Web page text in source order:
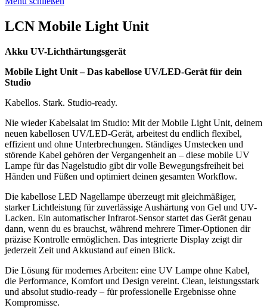
LCN Mobile Light Unit
Akku UV-Lichthärtungsgerät
Mobile Light Unit – Das kabellose UV/LED-Gerät für dein
Studio
Kabellos. Stark. Studio-ready.
Nie wieder Kabelsalat im Studio: Mit derMobile Light Unit, deinem
neuen kabellosen UV/LED-Gerät, arbeitest du endlich flexibel,
effizient und ohne Unterbrechungen. Ständiges Umstecken und
störende Kabel gehören der Vergangenheit an – diese mobile UV
Lampe für das Nagelstudio gibt dir volle Bewegungsfreiheit bei
Händen und Füßen und optimiert deinen gesamten Workflow.
Die kabellose LED Nagellampe überzeugt mit gleichmäßiger,
starker Lichtleistung für zuverlässige Aushärtung von Gel und UV-
Lacken. Ein automatischer Infrarot-Sensor startet das Gerät genau
dann, wenn du es brauchst, während mehrere Timer-Optionen dir
präzise Kontrolle ermöglichen. Das integrierte Display zeigt dir
jederzeit Zeit und Akkustand auf einen Blick.
Die Lösung für modernes Arbeiten: eine UV Lampe ohne Kabel,
die Performance, Komfort und Design vereint. Clean, leistungsstark
und absolut studio-ready – für professionelle Ergebnisse ohne
Kompromisse.